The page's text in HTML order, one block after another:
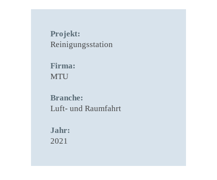
Projekt:
Reinigungsstation
Firma:
MTU
Branche:
Luft- und Raumfahrt
Jahr:
2021